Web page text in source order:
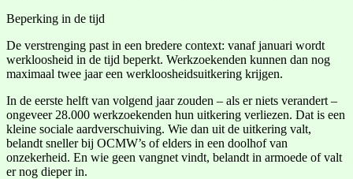
Beperking in de tijd
De verstrenging past in een bredere context: vanaf januari wordt
werkloosheid in de tijd beperkt. Werkzoekenden kunnen dan nog
maximaal twee jaar een werkloosheidsuitkering krijgen.
In de eerste helft van volgend jaar zouden – als er niets verandert –
ongeveer 28.000 werkzoekenden hun uitkering verliezen. Dat is een
kleine sociale aardverschuiving. Wie dan uit de uitkering valt,
belandt sneller bij OCMW’s of elders in een doolhof van
onzekerheid. En wie geen vangnet vindt, belandt in armoede of valt
er nog dieper in.